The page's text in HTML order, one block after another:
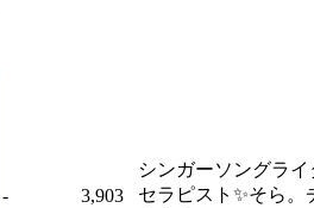
- 3,903
シンガーソングライ
セラピスト✨そら。